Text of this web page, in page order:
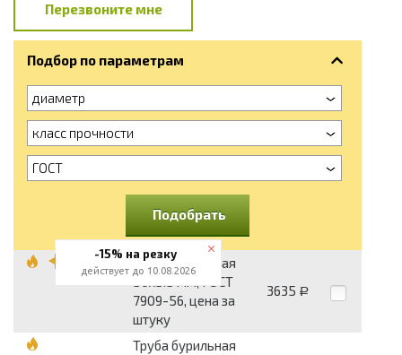
Перезвоните мне
Подбор по параметрам
диаметр
класс прочности
ГОСТ
Подобрать
Труба бурильная
50х5.5 мм, ГОСТ
7909-56, цена за
штуку
3635 Р
Труба бурильная
-15% на резку
действует до 10.08.2026